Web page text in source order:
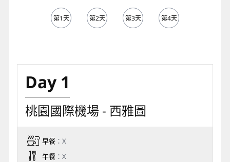
第1天 第2天 第3天 第4天
Day 1
桃園國際機場 - 西雅圖
早餐：X
午餐：X